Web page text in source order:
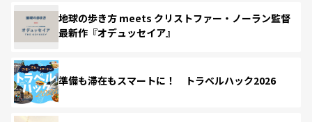
地球の歩き方 meets クリストファー・ノーラン監督
最新作『オデュッセイア』
準備も滞在もスマートに！ トラベルハック2026